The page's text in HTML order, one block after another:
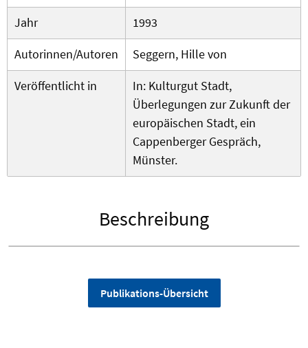
Jahr
1993
Autorinnen/Autoren
Seggern, Hille von
Veröffentlicht in
In: Kulturgut Stadt,
Überlegungen zur Zukunft der
europäischen Stadt, ein
Cappenberger Gespräch,
Münster.
Beschreibung
Publikations-Übersicht